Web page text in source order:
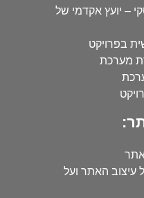
– יועץ אקדמי של
בפרויקט
מערכת
עיצוב האתר ועל